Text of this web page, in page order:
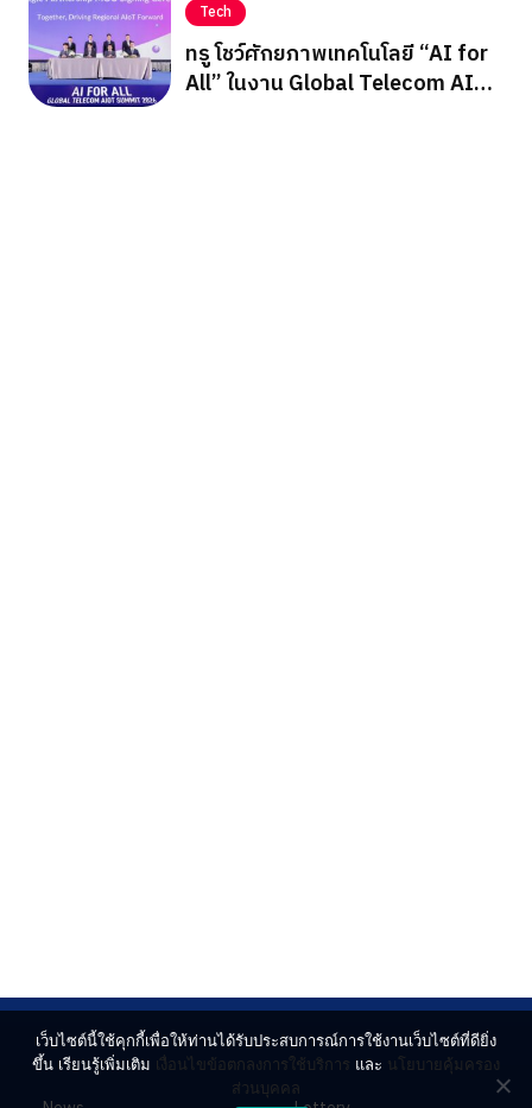
Tech
ทรู โชว์ศักยภาพเทคโนโลยี “AI for
All” ในงาน Global Telecom AIoT
เว็บไซต์นี้ใช้คุกกี้เพื่อให้ท่านได้รับประสบการณ์การใช้งานเว็บไซต์ที่ดียิ่ง
ขึ้น เรียนรู้เพิ่มเติม เงื่อนไขข้อตกลงการใช้บริการ และ นโยบายคุ้มครอง
ส่วนบุคคล